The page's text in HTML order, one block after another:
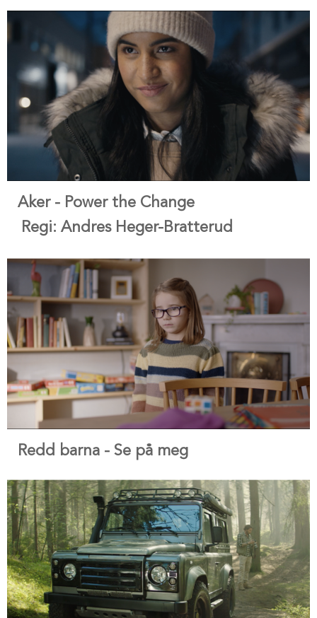
Aker - Power the Change
Regi: Andres Heger-Bratterud
Redd barna - Se på meg